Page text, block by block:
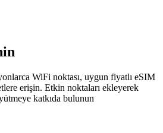
WiFi noktası, uygun fiyatlı eSIM
erişin. Etkin noktaları ekleyerek
katkıda bulunun